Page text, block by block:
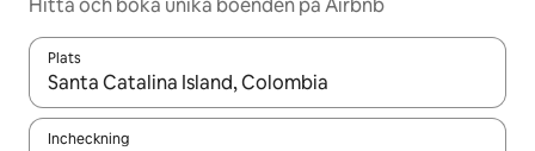
Hitta och boka unika boenden på Airbnb
Plats
När resultaten är tillgängliga kan du navigera med upp- och
Incheckning